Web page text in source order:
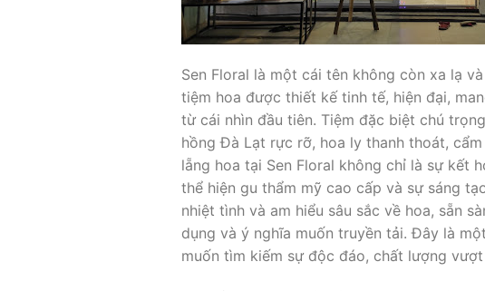
Sen Floral là một cái tên không còn xa lạ
tiệm hoa được thiết kế tinh tế, hiện đại,
từ cái nhìn đầu tiên. Tiệm đặc biệt chú
hồng Đà Lạt rực rỡ, hoa ly thanh thoát,
lẵng hoa tại Sen Floral không chỉ là sự kết
thể hiện gu thẩm mỹ cao cấp và sự sáng
nhiệt tình và am hiểu sâu sắc về hoa, sẵn
dụng và ý nghĩa muốn truyền tải. Đây là
muốn tìm kiếm sự độc đáo, chất lượng